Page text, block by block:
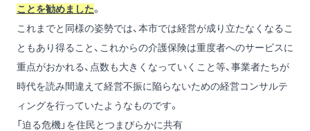
ことを勧めました。
これまでと同様の姿勢では、本市では経営が成り立たなくなるこ
ともあり得ること、これからの介護保険は重度者へのサービスに
重点がおかれる、点数も大きくなっていくこと等、事業者たちが
時代を読み間違えて経営不振に陥らないための経営コンサルテ
ィングを行っていたようなものです。
「迫る危機」を住民とつまびらかに共有